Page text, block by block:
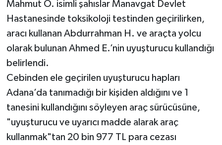
Mahmut Ö. isimli şahıslar Manavgat Devlet
Hastanesinde toksikoloji testinden geçirilirken,
aracı kullanan Abdurrahman H. ve araçta yolcu
olarak bulunan Ahmed E.’nin uyuşturucu kullandığı
belirlendi.
Cebinden ele geçirilen uyuşturucu hapları
Adana’da tanımadığı bir kişiden aldığını ve 1
tanesini kullandığını söyleyen araç sürücüsüne,
"uyuşturucu ve uyarıcı madde alarak araç
kullanmak"tan 20 bin 977 TL para cezası